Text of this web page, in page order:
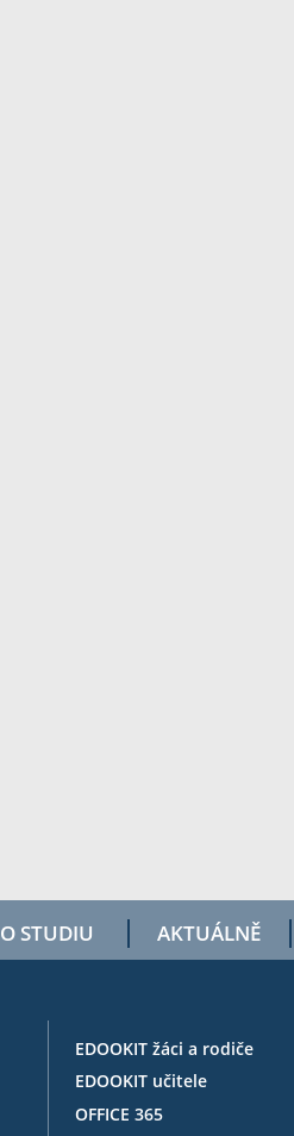
O STUDIU AKTUÁLNĚ
EDOOKIT žáci a rodiče
EDOOKIT učitele
OFFICE 365